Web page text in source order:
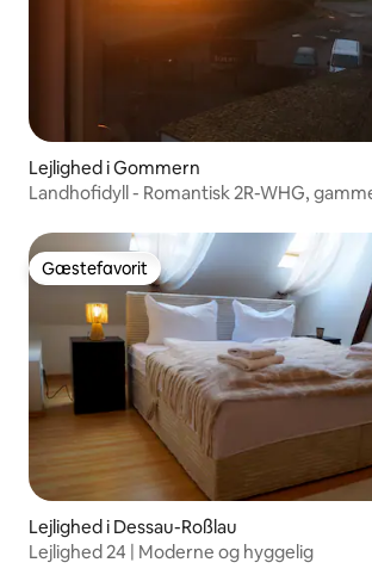
Lejlighed i Gommern
Landhofidyll - Romantisk 2R-WHG,
Gæstefavorit
Gæstefavorit
Lejlighed i Dessau-Roßlau
Lejlighed 24 | Moderne og hyggelig